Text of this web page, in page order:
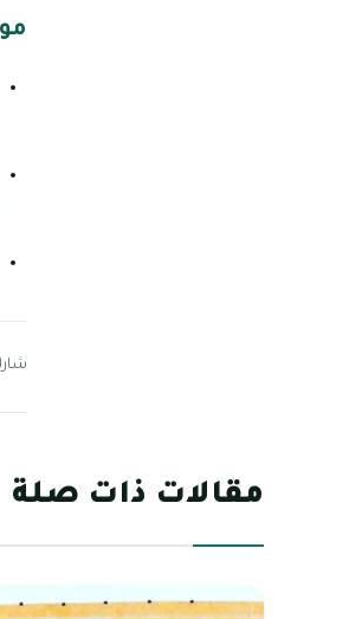
مقالات ذات صلة